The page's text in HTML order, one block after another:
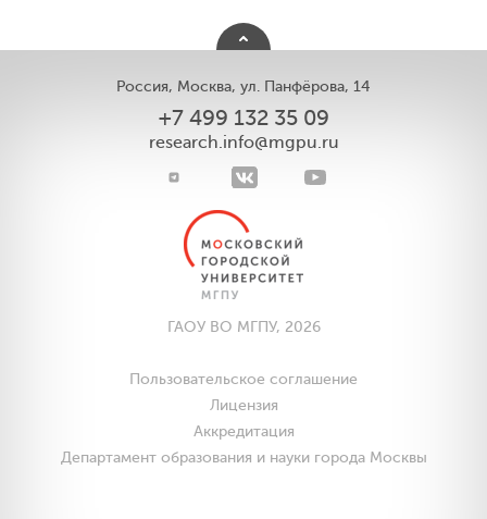
Россия, Москва, ул. Панфёрова, 14
+7 499 132 35 09
research.info@mgpu.ru
ГАОУ ВО МГПУ, 2026
Пользовательское соглашение
Лицензия
Аккредитация
Департамент образования и науки города Москвы